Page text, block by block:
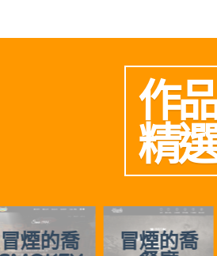
作品
精選
冒煙的喬
陽明